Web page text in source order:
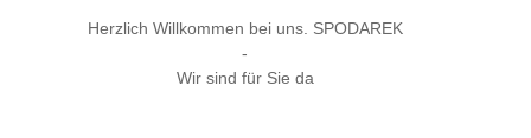
Herzlich Willkommen bei uns. SPODAREK
-
Wir sind für Sie da